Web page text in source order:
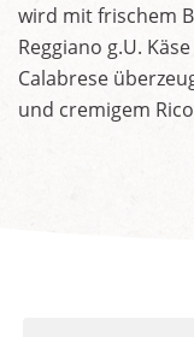
wird mit frischem
Reggiano g.U.
Calabrese
und cremigem